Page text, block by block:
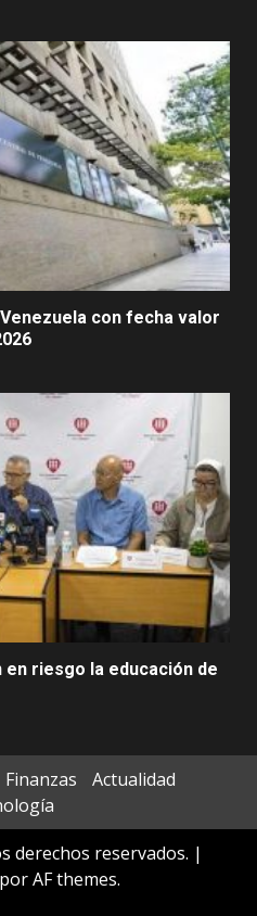
con fecha valor
en riesgo la educación de
Finanzas
Actualidad
derechos reservados. |
por AF themes.